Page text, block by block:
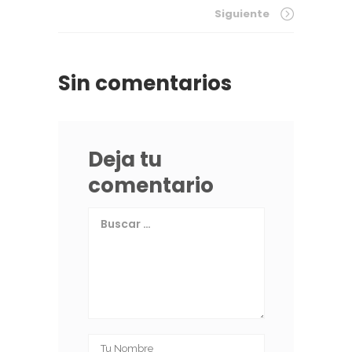
Siguiente
Sin comentarios
Deja tu
comentario